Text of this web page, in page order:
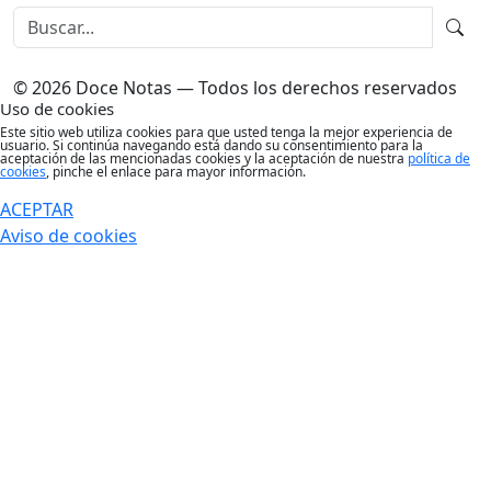
© 2026 Doce Notas — Todos los derechos reservados
Uso de cookies
Este sitio web utiliza cookies para que usted tenga la mejor experiencia de
usuario. Si continúa navegando está dando su consentimiento para la
aceptación de las mencionadas cookies y la aceptación de nuestra política de
cookies, pinche el enlace para mayor información.
ACEPTAR
Aviso de cookies